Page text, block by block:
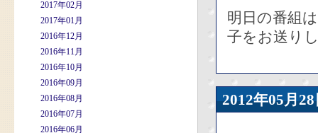
2017年02月
2017年01月
2016年12月
2016年11月
2016年10月
2016年09月
2016年08月
2016年07月
2016年06月
明日の番組
子をお送り
2012年05